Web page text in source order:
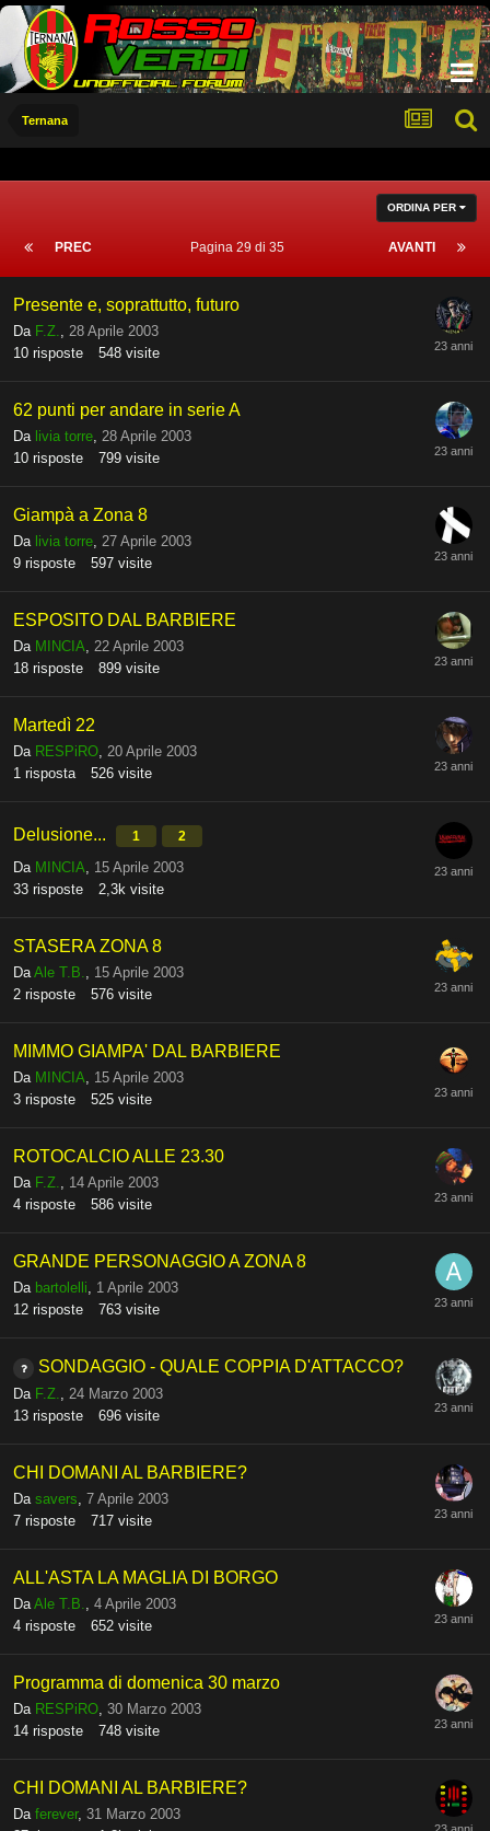
Ternana
ORDINA PER
PREC AVANTI
Pagina 29 di 35
Presente e, soprattutto, futuro
Da F.Z., 28 Aprile 2003
10 risposte 548 visite
62 punti per andare in serie A
Da livia torre, 28 Aprile 2003
10 risposte 799 visite
Giampà a Zona 8
Da livia torre, 27 Aprile 2003
9 risposte 597 visite
ESPOSITO DAL BARBIERE
Da MINCIA, 22 Aprile 2003
18 risposte 899 visite
Martedì 22
Da RESPiRO, 20 Aprile 2003
1 risposta 526 visite
Delusione... 1 2
Da MINCIA, 15 Aprile 2003
33 risposte 2,3k visite
STASERA ZONA 8
DaAle T.B., 15 Aprile 2003
2 risposte 576 visite
MIMMO GIAMPA' DAL BARBIERE
Da MINCIA, 15 Aprile 2003
3 risposte 525 visite
ROTOCALCIO ALLE 23.30
Da F.Z., 14 Aprile 2003
4 risposte 586 visite
GRANDE PERSONAGGIO A ZONA 8
Da bartolelli, 1 Aprile 2003
12 risposte 763 visite
SONDAGGIO - QUALE COPPIA D'ATTACCO?
Da F.Z.
24 Marzo 2003
13 risposte 696 visite
CHI DOMANI AL BARBIERE?
Da savers 7 Aprile 2003
7 risposte 717 visite
ALL'ASTA LA MAGLIA DI BORGO
Da Ale T.B.
4 Aprile 2003
4 risposte 652 visite
Programma di domenica 30 marzo
Da RESPiRO 30 Marzo 2003
14 risposte 748 visite
CHI DOMANI AL BARBIERE?
Da ferever, 31 Marzo 2003